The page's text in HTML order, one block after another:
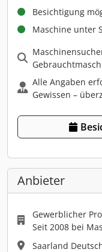
Besichtigung
Maschine unter
Alle Angaben
Gewissen –
Anbieter
Gewerblicher
Seit 2008 bei
Saarland